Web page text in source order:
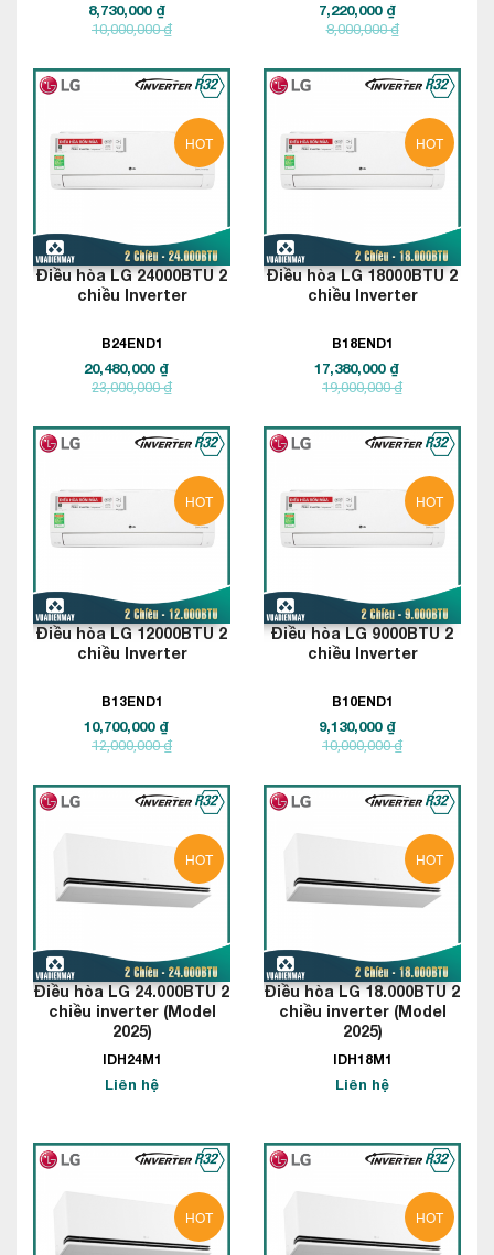
8,730,000 ₫
10,000,000 ₫
7,220,000 ₫
8,000,000 ₫
HOT
Điều hòa LG 24000BTU 2
chiều Inverter
B24END1
20,480,000 ₫
23,000,000 ₫
HOT
Điều hòa LG 18000BTU 2
chiều Inverter
B18END1
17,380,000 ₫
19,000,000 ₫
HOT
Điều hòa LG 12000BTU 2
chiều Inverter
B13END1
10,700,000 ₫
12,000,000 ₫
HOT
Điều hòa LG 9000BTU 2
chiều Inverter
B10END1
9,130,000 ₫
10,000,000 ₫
HOT
Điều hòa LG 24.000BTU 2
chiều inverter (Model
2025)
IDH24M1
Liên hệ
HOT
Điều hòa LG 18.000BTU 2
chiều inverter (Model
2025)
IDH18M1
Liên hệ
HOT HOT